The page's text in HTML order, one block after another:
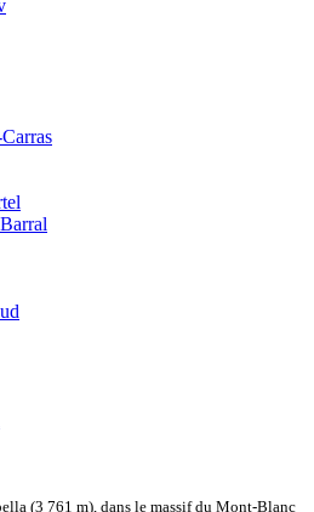
(3 761 m), dans le massif du Mont-Blanc